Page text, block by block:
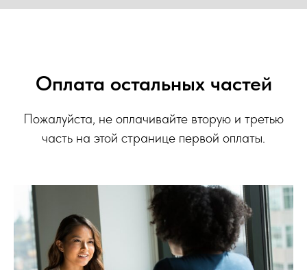
Оплата остальных частей
Пожалуйста, не оплачивайте вторую и третью
часть на этой странице первой оплаты.